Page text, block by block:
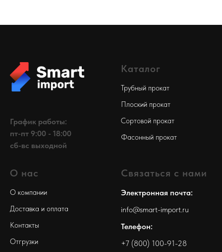
График работы:
пт-пт 9:00 - 18:00
сб-вс выходной
Каталог
Трубный прокат
Плоский прокат
Сортовой прокат
Фасонный прокат
О нас
О компании
Доставка и оплата
Контакты
Отгрузки
Связаться с нами
Электронная почта:
info@smart-import.ru
Телефон:
+7 (800) 100-91-28